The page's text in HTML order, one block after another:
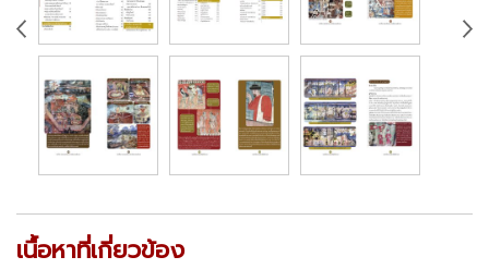
เนื้อหาที่เกี่ยวข้อง